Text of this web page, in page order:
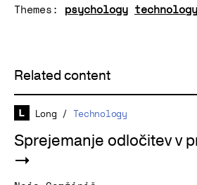
Themes: psychology technology
Related content
Long / Technology
Sprejemanje odločitev v